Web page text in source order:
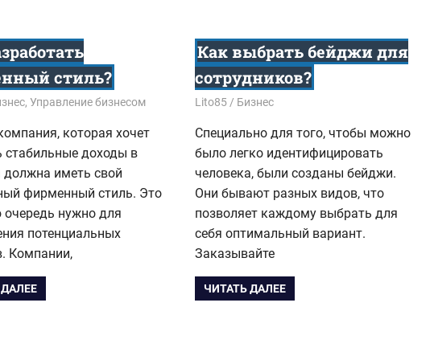
стиль?
, Управление бизнесом
которая хочет
стабильные доходы в
иметь свой
фирменный стиль. Это
очередь нужно для
потенциальных
Компании,
Как выбрать бейджи для
сотрудников?
03.11.2017
Lito85 Бизнес
Специально для того, чтобы можно
было легко идентифицировать
человека, были созданы бейджи.
Они бывают разных видов, что
позволяет каждому выбрать для
себя оптимальный вариант.
Заказывайте
ЧИТАТЬ ДАЛЕЕ